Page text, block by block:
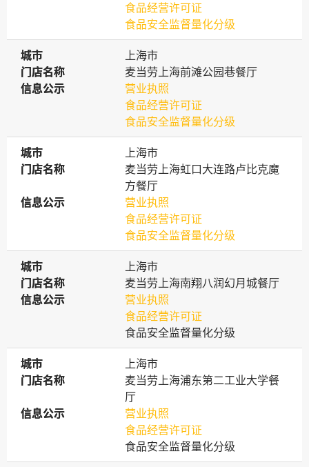
食品经营许可证
食品安全监督量化分级
城市
城市
上海市
门店名称
门店名称
麦当劳上海前滩公园巷餐厅
信息公示
信息公示
营业执照
食品经营许可证
食品安全监督量化分级
城市
城市
上海市
门店名称
门店名称
麦当劳上海虹口大连路卢比克魔
方餐厅
信息公示
信息公示
营业执照
食品经营许可证
食品安全监督量化分级
城市
城市
上海市
门店名称
门店名称
麦当劳上海南翔八润幻月城餐厅
信息公示
信息公示
营业执照
食品经营许可证
食品安全监督量化分级
城市
城市
上海市
门店名称
门店名称
麦当劳上海浦东第二工业大学餐
厅
信息公示
信息公示
营业执照
食品经营许可证
食品安全监督量化分级